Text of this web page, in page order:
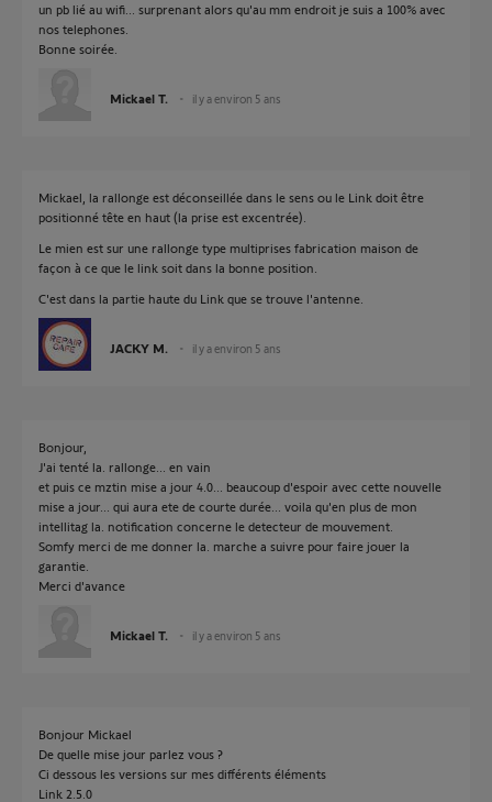
un pb lié au wifi... surprenant alors qu'au mm endroit je suis a 100% avec
nos telephones.
Bonne soirée.
Mickael T. il y a environ 5 ans
Mickael, la rallonge est déconseillée dans le sens ou le Link doit être
positionné tête en haut (la prise est excentrée).
Le mien est sur une rallonge type multiprises fabrication maison de
façon à ce que le link soit dans la bonne position.
C'est dans la partie haute du Link que se trouve l'antenne.
JACKY M. il y a environ 5 ans
Bonjour,
J'ai tenté la. rallonge... en vain
et puis ce mztin mise a jour 4.0... beaucoup d'espoir avec cette nouvelle
mise a jour... qui aura ete de courte durée... voila qu'en plus de mon
intellitag la. notification concerne le detecteur de mouvement.
Somfy merci de me donner la. marche a suivre pour faire jouer la
garantie.
Merci d'avance
Mickael T. il y a environ 5 ans
Bonjour Mickael
De quelle mise jour parlez vous ?
Ci dessous les versions sur mes différents éléments
Link 2.5.0